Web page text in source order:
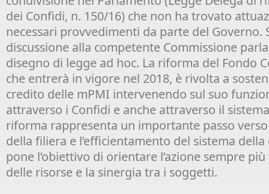
dei Confidi, n. 150/16) che non ha trovato
necessari provvedimenti da parte del Governo.
discussione alla competente Commissione
disegno di legge ad hoc. La riforma del Fondo
che entrerà in vigore nel 2018, è rivolta a
credito delle mPMI intervenendo sul suo
attraverso i Confidi e anche attraverso il
riforma rappresenta un importante passo
della filiera e l’efficientamento del sistema della
pone l’obiettivo di orientare l’azione sempre
delle risorse e la sinergia tra i soggetti.